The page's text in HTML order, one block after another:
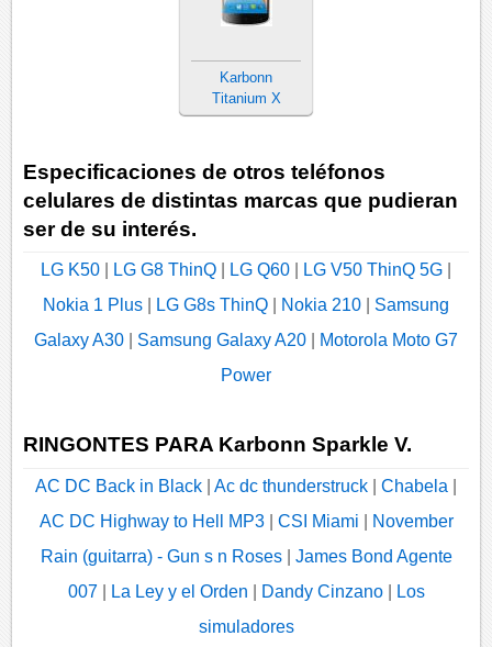
Karbonn
Titanium X
Especificaciones de otros teléfonos
celulares de distintas marcas que pudieran
ser de su interés.
LG K50 LG G8 ThinQ LG Q60 LG V50 ThinQ 5G
Nokia 1 Plus
LG G8s ThinQ Nokia 210
Samsung
Galaxy A30
Samsung Galaxy A20
Motorola Moto G7
Power
RINGONTES PARA Karbonn Sparkle V.
AC DC Back in Black Ac dc thunderstruck Chabela
AC DC Highway to Hell MP3| CSI Miami
November
Rain (guitarra) - Gun s n Roses| James Bond Agente
007| La Ley y el Orden Dandy Cinzano|
Los
simuladores